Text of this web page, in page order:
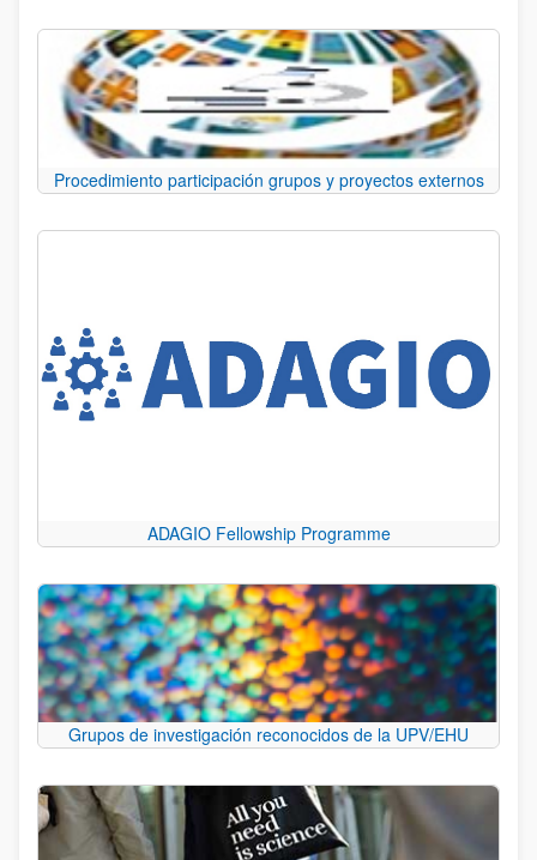
Procedimiento participación grupos y proyectos externos
ADAGIO Fellowship Programme
Grupos de investigación reconocidos de la UPV/EHU